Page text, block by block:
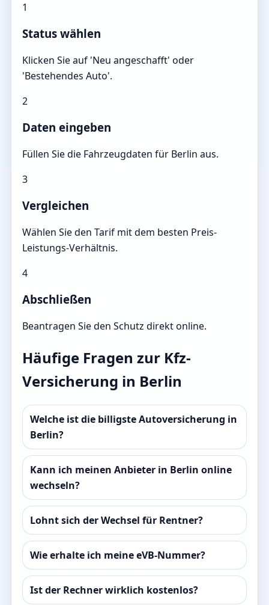
1
Status wählen
Klicken Sie auf 'Neu angeschafft' oder
'Bestehendes Auto'.
2
Daten eingeben
Füllen Sie die Fahrzeugdaten für Berlin aus.
3
Vergleichen
Wählen Sie den Tarif mit dem besten Preis-
Leistungs-Verhältnis.
4
Abschließen
Beantragen Sie den Schutz direkt online.
Häufige Fragen zur Kfz-
Versicherung in Berlin
Welche ist die billigste Autoversicherung in
Berlin?
Kann ich meinen Anbieter in Berlin online
wechseln?
Lohnt sich der Wechsel für Rentner?
Wie erhalte ich meine eVB-Nummer?
Ist der Rechner wirklich kostenlos?